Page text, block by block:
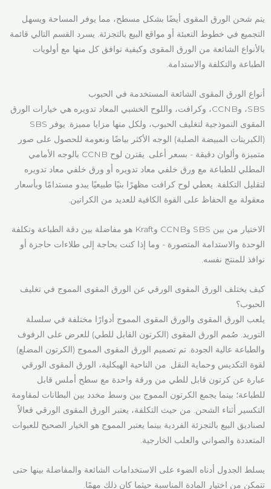
يتم شحن الورق المقوى أيضًا بشكل مسطح، مما يوفر المساحة ويسهل
التجميع في خطوط التعبئة أو مواقع البيع بالتجزئة. يسرد القسم التالي قائمة
بالأنواع الشائعة من الورق المقوى وكيفية توافق كل منها مع أولويات
الطباعة والتكلفة والاستدامة.
أنواع الورق المقوى الشائعة المستخدمة في الحبوب
SBS، وCCNB، وكرافت، واللوح الخشبي المعاد تدويره هي خيارات الورق
المقوى النموذجية لتغليف الحبوب، ولكل منها مزايا مميزة. يوفر SBS
(الكبريتات المبيضة الصلبة) الوجه الأكثر بياضًا ونعومة للحصول على صور
متميزة وألوان دقيقة - بسعر أعلى. يقترن لوح CCNB بالوجه الأمامي
المطلي للطباعة مع ورق خلفي معاد تدويره أو ورق خلفي معاد تدويره
لتقليل التكلفة. يعطي لوح كرافت مظهرًا بنيًا طبيعيًا يبدو مستدامًا وبأسعار
معقولة مع الحفاظ على القوة الكافية للعديد من الكراتين.
الاختيار من بين SBS وCCNB وKraft هو مفاضلة بين دقة الطباعة وتكلفة
الوحدة والاستدامة المتصورة - وما إذا كنت بحاجة إلى طلاءات حاجزة أو
نوافذ للمنتج نفسه.
كيف يختلف الورق المقوى الورقي عن الورق المقوى المموج في تغليف
الحبوب؟
يلعب الورق المقوى والورق المقوى المموج أدوارًا مختلفة في سلسلة
التوريد. صُمم الورق المقوى (الكرتون القابل للطي) للعرض على الرفوف
والطباعة عالية الجودة. تم تصميم الورق المقوى المموج (الكرتون المضلع)
لقوة التكديس وحماية النقل. من الناحية الهيكلية، الورق المقوى الورقي
عبارة عن كرتون قابل للطي من ورقة واحدة مع سطح أملس قابل
للطباعة؛ بينما يجمع الكرتون المموج بين وسط مخدد بين البطانات لمقاومة
التكسير أثناء الشحن. من حيث التكلفة، يعتبر الورق المقوى الورقي فعالاً
لصناديق البيع بالتجزئة الفردية بينما يعتبر المموج هو الخيار الصحيح للعبوات
المتعددة والصواني والعلب الخارجية.
يسلط الجدول أدناه الضوء على الاستخدامات الشائعة والمفاضلة بينها حتى
تتمكن من اختيار المادة المناسبة حيثما كان ذلك مهمًا.